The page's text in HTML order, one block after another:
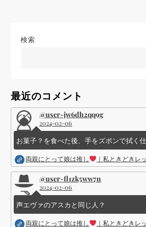
ー
ン
検索
最近のコメント
@user-jw6dh2qq9g
2024-02-06
お菓子？を食べた後、手をズボンで拭く
両親にとって娘は推し ｜私ときどきレ
@user-fl1zk5ww7n
2024-02-06
声エヴァのアスカと同じ人？
両親にとって娘は推し ｜私ときどきレ